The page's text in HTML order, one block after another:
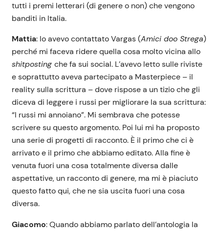
tutti i premi letterari (di genere o non) che vengono
banditi in Italia.
Mattia: Io avevo contattato Vargas (Amici doo Strega)
perché mi faceva ridere quella cosa molto vicina allo
shitposting che fa sui social. L’avevo letto sulle riviste
e soprattutto aveva partecipato a Masterpiece – il
reality sulla scrittura – dove rispose a un tizio che gli
diceva di leggere i russi per migliorare la sua scrittura:
“I russi mi annoiano”. Mi sembrava che potesse
scrivere su questo argomento. Poi lui mi ha proposto
una serie di progetti di racconto. È il primo che ci è
arrivato e il primo che abbiamo editato. Alla fine è
venuta fuori una cosa totalmente diversa dalle
aspettative, un racconto di genere, ma mi è piaciuto
questo fatto qui, che ne sia uscita fuori una cosa
diversa.
Giacomo: Quando abbiamo parlato dell’antologia la